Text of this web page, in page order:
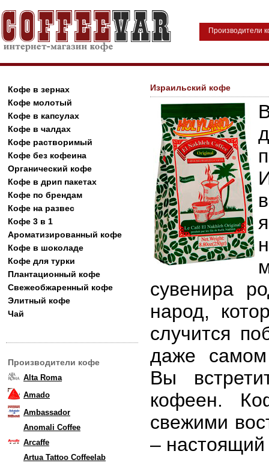
Производители
Кофе в зернах
Кофе молотый
Кофе в капсулах
Кофе в чалдах
Кофе растворимый
Кофе без кофеина
Органический кофе
Кофе в дрип пакетах
Кофе по брендам
Кофе на развес
Кофе 3 в 1
Ароматизированный кофе
Кофе в шоколаде
Кофе для турки
Плантационный кофе
Свежеобжаренный кофе
Элитный кофе
Чай
Производители кофе
Alta Roma
Amado
Ambassador
Anomali Coffee
Arcaffe
Artua Tattoo Coffeelab
Израильский кофе
сувенира
народ,
случится
даже
Вы
кофеен.
свежими
–